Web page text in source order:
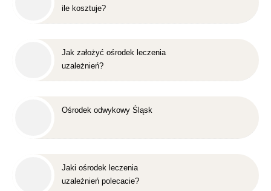
ile kosztuje?
Jak założyć ośrodek leczenia
uzależnień?
Ośrodek odwykowy Śląsk
Jaki ośrodek leczenia
uzależnień polecacie?